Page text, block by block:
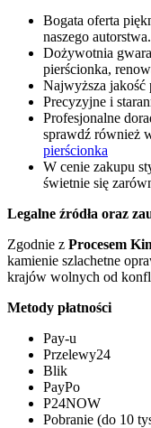
Bogata oferta
naszego autorstwa.
Dożywotnia
pierścionka,
Najwyższa jakość
Precyzyjne i
Profesjonalne
sprawdź również
pierścionka
W cenie zakupu
świetnie się
Legalne źródła oraz
Zgodnie z Procesem
kamienie szlachetne
krajów wolnych od
Metody płatności
Pay-u
Przelewy24
Blik
PayPo
P24NOW
Pobranie (do 10